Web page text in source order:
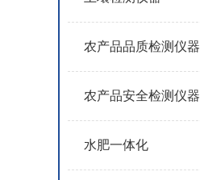
农产品品质检测仪器
农产品安全检测仪器
水肥一体化